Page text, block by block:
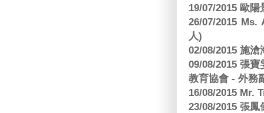
19/07/2015 歐
26/07/2015
人)
02/08/2015 施
09/08/2015 張
教育協會 - 外務
16/08/2015 Mr.
23/08/2015 張